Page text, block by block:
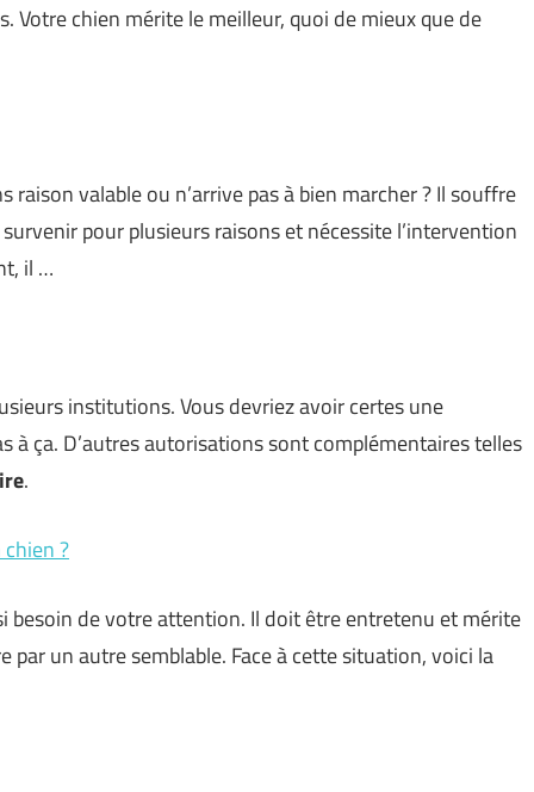
Votre chien mérite le meilleur, quoi de mieux que de
valable ou n’arrive pas à bien marcher ? Il souffre
pour plusieurs raisons et nécessite l’intervention
il …
institutions. Vous devriez avoir certes une
à ça. D’autres autorisations sont complémentaires telles
.
?
besoin de votre attention. Il doit être entretenu et mérite
par un autre semblable. Face à cette situation, voici la